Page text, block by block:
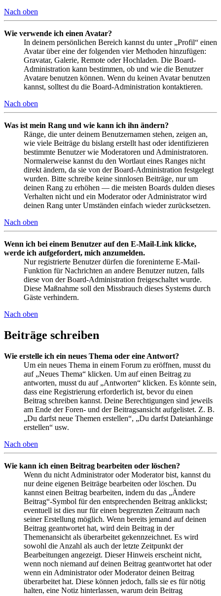
Nach oben
Wie verwende ich einen Avatar?
In deinem persönlichen Bereich kannst du unter „Profil“ einen
Avatar über eine der folgenden vier Methoden hinzufügen:
Gravatar, Galerie, Remote oder Hochladen. Die Board-
Administration kann bestimmen, ob und wie die Benutzer
Avatare benutzen können. Wenn du keinen Avatar benutzen
kannst, solltest du die Board-Administration kontaktieren.
Nach oben
Was ist mein Rang und wie kann ich ihn ändern?
Ränge, die unter deinem Benutzernamen stehen, zeigen an,
wie viele Beiträge du bislang erstellt hast oder identifizieren
bestimmte Benutzer wie Moderatoren und Administratoren.
Normalerweise kannst du den Wortlaut eines Ranges nicht
direkt ändern, da sie von der Board-Administration festgelegt
wurden. Bitte schreibe keine sinnlosen Beiträge, nur um
deinen Rang zu erhöhen — die meisten Boards dulden dieses
Verhalten nicht und ein Moderator oder Administrator wird
deinen Rang unter Umständen einfach wieder zurücksetzen.
Nach oben
Wenn ich bei einem Benutzer auf den E-Mail-Link klicke,
werde ich aufgefordert, mich anzumelden.
Nur registrierte Benutzer dürfen die foreninterne E-Mail-
Funktion für Nachrichten an andere Benutzer nutzen, falls
diese von der Board-Administration freigeschaltet wurde.
Diese Maßnahme soll den Missbrauch dieses Systems durch
Gäste verhindern.
Nach oben
Beiträge schreiben
Wie erstelle ich ein neues Thema oder eine Antwort?
Um ein neues Thema in einem Forum zu eröffnen, musst du
auf „Neues Thema“ klicken. Um auf einen Beitrag zu
antworten, musst du auf „Antworten“ klicken. Es könnte sein,
dass eine Registrierung erforderlich ist, bevor du einen
Beitrag schreiben kannst. Deine Berechtigungen sind jeweils
am Ende der Foren- und der Beitragsansicht aufgelistet. Z. B.
„Du darfst neue Themen erstellen“, „Du darfst Dateianhänge
erstellen“ usw.
Nach oben
Wie kann ich einen Beitrag bearbeiten oder löschen?
Wenn du nicht Administrator oder Moderator bist, kannst du
nur deine eigenen Beiträge bearbeiten oder löschen. Du
kannst einen Beitrag bearbeiten, indem du das „Ändere
Beitrag“-Symbol für den entsprechenden Beitrag anklickst;
eventuell ist dies nur für einen begrenzten Zeitraum nach
seiner Erstellung möglich. Wenn bereits jemand auf deinen
Beitrag geantwortet hat, wird dein Beitrag in der
Themenansicht als überarbeitet gekennzeichnet. Es wird
sowohl die Anzahl als auch der letzte Zeitpunkt der
Bearbeitungen angezeigt. Dieser Hinweis erscheint nicht,
wenn noch niemand auf deinen Beitrag geantwortet hat oder
wenn ein Administrator oder Moderator deinen Beitrag
überarbeitet hat. Diese können jedoch, falls sie es für nötig
halten, eine Notiz hinterlassen, warum dein Beitrag